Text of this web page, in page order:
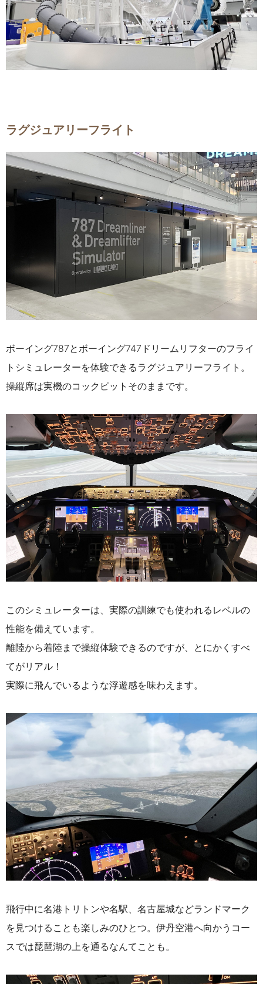
ラグジュアリーフライト
ボーイング787とボーイング747ドリームリフターのフライ
トシミュレーターを体験できるラグジュアリーフライト。
操縦席は実機のコックピットそのままです。
このシミュレーターは、実際の訓練でも使われるレベルの
性能を備えています。
離陸から着陸まで操縦体験できるのですが、とにかくすべ
てがリアル！
実際に飛んでいるような浮遊感を味わえます。
飛行中に名港トリトンや名駅、名古屋城などランドマーク
を見つけることも楽しみのひとつ。伊丹空港へ向かうコー
スでは琵琶湖の上を通るなんてことも。